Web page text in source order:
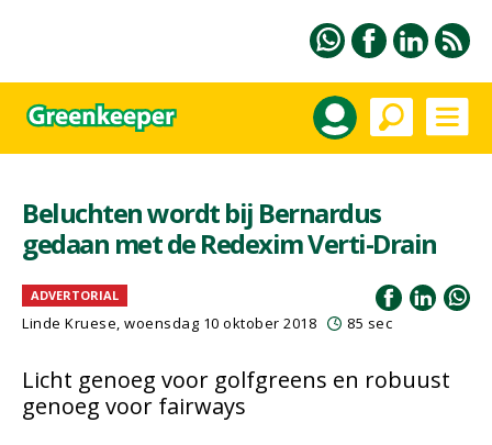
Beluchten wordt bij Bernardus
gedaan met de Redexim Verti-Drain
ADVERTORIAL
Linde Kruese, woensdag 10 oktober 2018 85 sec
Licht genoeg voor golfgreens en robuust
genoeg voor fairways